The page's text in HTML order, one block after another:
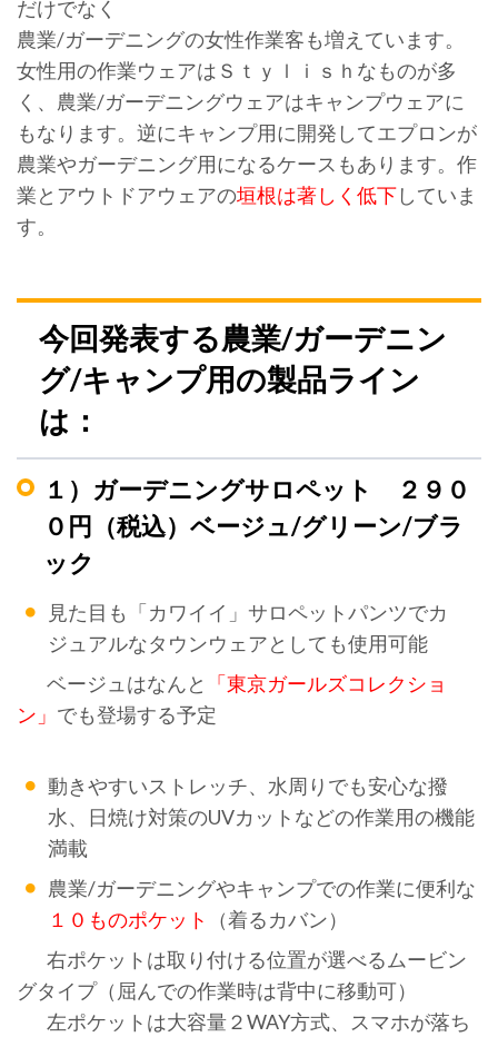
だけでなく
農業/ガーデニングの女性作業客も増えています。
女性用の作業ウェアはＳｔｙｌｉｓｈなものが多
く、農業/ガーデニングウェアはキャンプウェアに
もなります。逆にキャンプ用に開発してエプロンが
農業やガーデニング用になるケースもあります。作
業とアウトドアウェアの垣根は著しく低下していま
す。
今回発表する農業/ガーデニン
グ/キャンプ用の製品ライン
は：
１）ガーデニングサロペット ２９０
０円（税込）ベージュ/グリーン/ブラ
ック
見た目も「カワイイ」サロペットパンツでカ
ジュアルなタウンウェアとしても使用可能
ベージュはなんと
「東京ガールズコレクショ
ン」 でも登場する予定
動きやすいストレッチ、水周りでも安心な撥
水、日焼け対策のUVカットなどの作業用の機能
満載
農業/ガーデニングやキャンプでの作業に便利な
１０ものポケット
（着るカバン）
右ポケットは取り付ける位置が選べるムービン
グタイプ（屈んでの作業時は背中に移動可）
左ポケットは大容量２WAY方式、スマホが落ち